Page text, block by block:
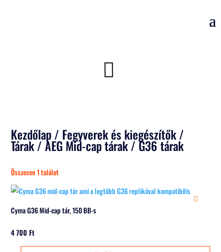
Kezdőlap/ Fegyverek és kiegészítők/
Tárak/AEG Mid-cap tárak/ G36 tárak
Összesen 1 találat
Cyma G36 Mid-cap tár, 150 BB-s
4 700Ft